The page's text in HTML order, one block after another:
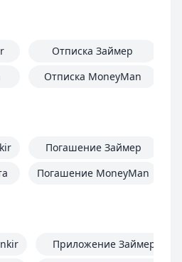
Отписка Займер
Отписка MoneyMan
Погашение Займер
Погашение MoneyMan
Приложение Займер